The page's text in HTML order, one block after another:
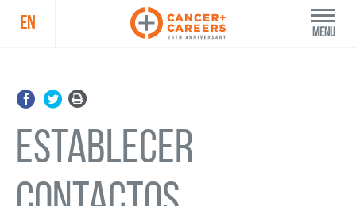
EN Menu
Establecer